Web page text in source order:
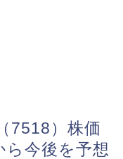
7518）株価
ら今後を予想